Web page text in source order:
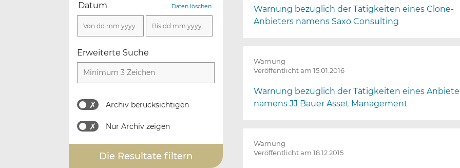
Datum Daten löschen
Erweiterte Suche
Archiv berücksichtigen
Nur Archiv zeigen
h
d
u
w
a
e
u
Warnung bezüglich der Tätigkeiten eines Clone-
Anbieters namens Saxo Consulting
Warnung
Veröffentlicht am 15.01.2016
Warnung bezüglich der Tätigkeiten eines
namens JJ Bauer Asset Management
Warnung
Veröffentlicht am 18.12.2015